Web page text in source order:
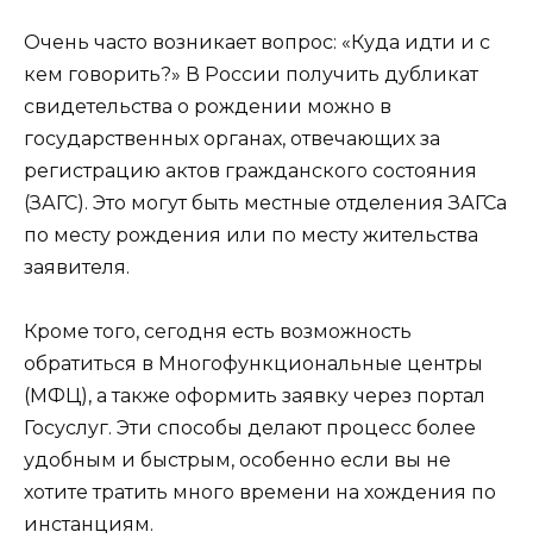
Очень часто возникает вопрос: «Куда идти и с
кем говорить?» В России получить дубликат
свидетельства о рождении можно в
государственных органах, отвечающих за
регистрацию актов гражданского состояния
(ЗАГС). Это могут быть местные отделения ЗАГСа
по месту рождения или по месту жительства
заявителя.
Кроме того, сегодня есть возможность
обратиться в Многофункциональные центры
(МФЦ), а также оформить заявку через портал
Госуслуг. Эти способы делают процесс более
удобным и быстрым, особенно если вы не
хотите тратить много времени на хождения по
инстанциям.